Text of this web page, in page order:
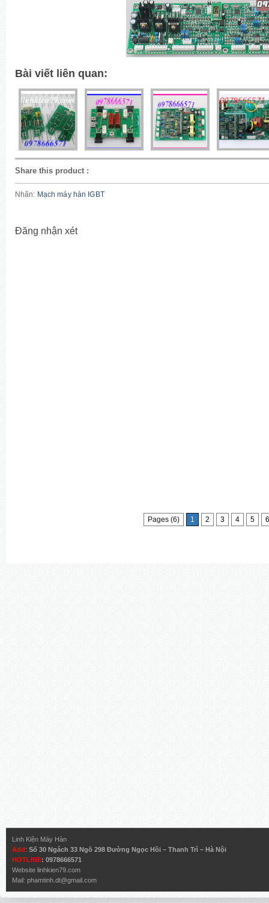
Bài viết liên quan:
Share this product :
Nhãn: Mạch máy hàn IGBT
Đăng nhận xét
Pages (6) 1 2 3 4 5 6
Linh Kiện Máy Hàn
Add: Số 30 Ngách 33 Ngõ 298 Đường Ngọc Hồi – Thanh Trì – Hà Nội
HOTLINE: 0978666571
Website linhkien79.com
Mail: phamtinh.dt@gmail.com